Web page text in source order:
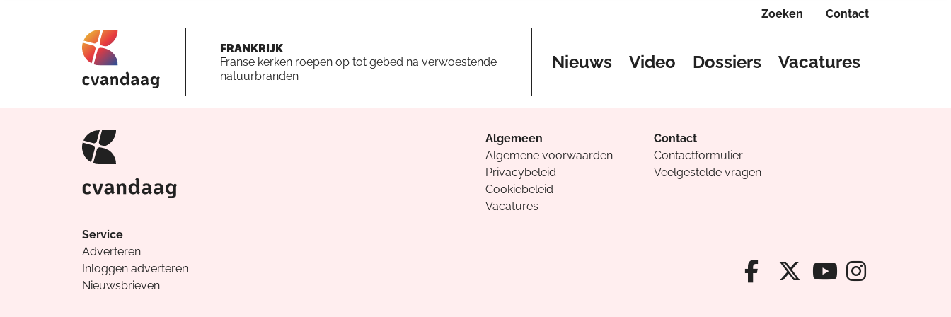
Zoeken Contact
FRANKRIJK
Franse kerken roepen op tot gebed na verwoestende
natuurbranden
Nieuws Video Dossiers Vacatures
Algemeen
Algemene voorwaarden
Privacybeleid
Cookiebeleid
Vacatures
Contact
Contactformulier
Veelgestelde vragen
Service
Adverteren
Inloggen adverteren
Nieuwsbrieven
Facebook van
X van